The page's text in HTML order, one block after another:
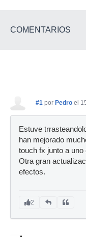
COMENTARIOS
#1 por Pedro el
Estuve
han mejorado
touch fx junto a
Otra gran
efectos.
2